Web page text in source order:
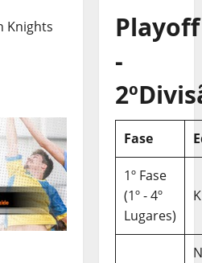
Knights
Playoff
-
Fase
1º Fase
(1º - 4º
Lugares)